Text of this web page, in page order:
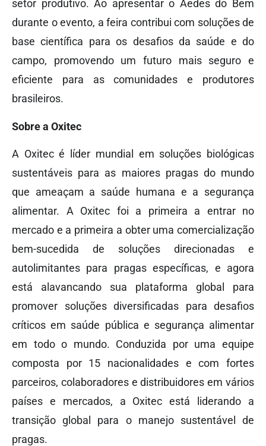
setor produtivo. Ao apresentar o Aedes do Bem
durante o evento, a feira contribui com soluções de
base científica para os desafios da saúde e do
campo, promovendo um futuro mais seguro e
eficiente para as comunidades e produtores
brasileiros.
Sobre a Oxitec
A Oxitec é líder mundial em soluções biológicas
sustentáveis para as maiores pragas do mundo
que ameaçam a saúde humana e a segurança
alimentar. A Oxitec foi a primeira a entrar no
mercado e a primeira a obter uma comercialização
bem-sucedida de soluções direcionadas e
autolimitantes para pragas específicas, e agora
está alavancando sua plataforma global para
promover soluções diversificadas para desafios
críticos em saúde pública e segurança alimentar
em todo o mundo. Conduzida por uma equipe
composta por 15 nacionalidades e com fortes
parceiros, colaboradores e distribuidores em vários
países e mercados, a Oxitec está liderando a
transição global para o manejo sustentável de
pragas.